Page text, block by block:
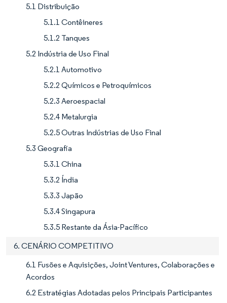
5.1 Distribuição
5.1.1 Contêineres
5.1.2 Tanques
5.2 Indústria de Uso Final
5.2.1 Automotivo
5.2.2 Químicos e Petroquímicos
5.2.3 Aeroespacial
5.2.4 Metalurgia
5.2.5 Outras Indústrias de Uso Final
5.3 Geografia
5.3.1 China
5.3.2 Índia
5.3.3 Japão
5.3.4 Singapura
5.3.5 Restante da Ásia-Pacífico
6. CENÁRIO COMPETITIVO
6.1 Fusões e Aquisições, Joint Ventures, Colaborações e
Acordos
6.2 Estratégias Adotadas pelos Principais Participantes